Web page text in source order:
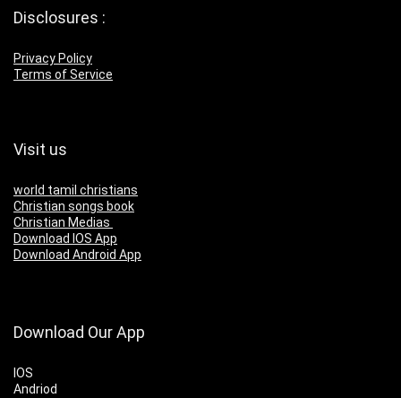
Disclosures :
Privacy Policy
Terms of Service
Visit us
world tamil christians
Christian songs book
Christian Medias
Download IOS App
Download Android App
Download Our App
IOS
Andriod